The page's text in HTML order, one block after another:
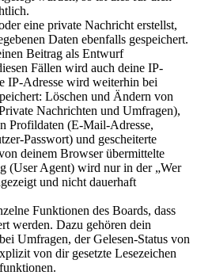
eine private Nachricht erstellst,
Daten ebenfalls gespeichert.
Beitrag als Entwurf
Fällen wird auch deine IP-
IP-Adresse wird weiterhin bei
Löschen und Ändern von
Nachrichten und Umfragen),
Profildaten (E-Mail-Adresse,
Passwort) und gescheiterte
deinem Browser übermittelte
(User Agent) wird nur in der „Wer
und nicht dauerhaft
Funktionen des Boards, dass
werden. Dazu gehören dein
Umfragen, der Gelesen-Status von
von dir gesetzte Lesezeichen